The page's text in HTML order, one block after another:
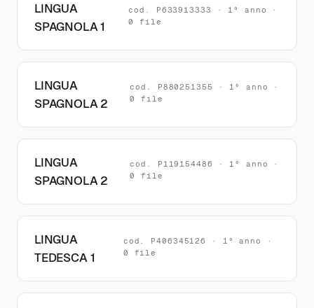
LINGUA
SPAGNOLA 1
cod. P633913333 · 1° anno ·
0 file
LINGUA
SPAGNOLA 2
cod. P880251355 · 1° anno ·
0 file
LINGUA
SPAGNOLA 2
cod. P119154486 · 1° anno ·
0 file
LINGUA
TEDESCA 1
cod. P406345126 · 1° anno ·
0 file